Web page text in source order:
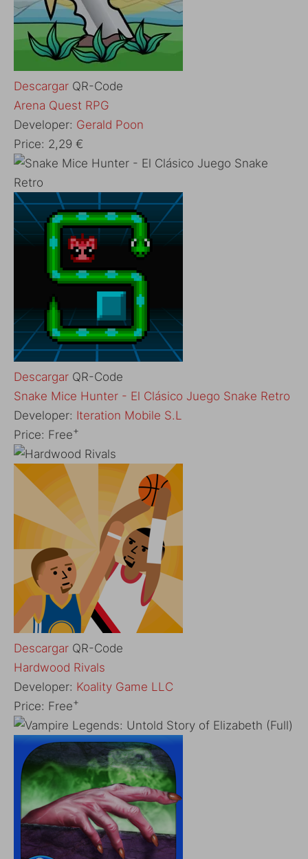
Descargar QR-Code
Arena Quest RPG
Developer: Gerald Poon
Price: 2,29 €
Descargar QR-Code
‎Snake Mice Hunter - El Clásico Juego Snake Retro
Developer: Iteration Mobile S.L
Price: Free+
Descargar QR-Code
‎Hardwood Rivals
Developer: Koality Game LLC
Price: Free+